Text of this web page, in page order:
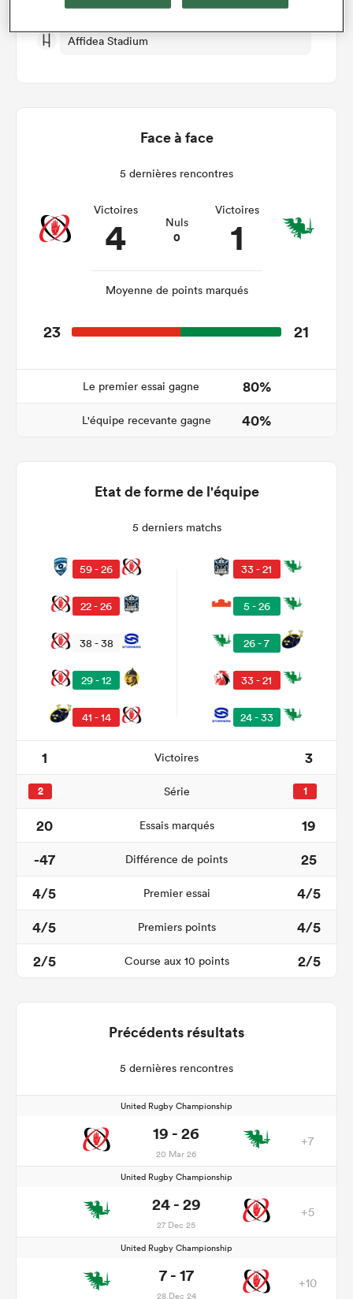
Affidea Stadium
Face à face
5 dernières rencontres
Victoires
4 Nuls
0
Victoires
1
Moyenne de points marqués
23 21
Le premier essai gagne 80%
L'équipe recevante gagne 40%
Etat de forme de l'équipe
5 derniers matchs
59 - 26
22 - 26
38 - 38
29 - 12
41 - 14
33 - 21
5 - 26
26 - 7
33 - 21
24 - 33
1 Victoires 3
2 Série 1
20 Essais marqués
19
-47
Différence de points
25
4/5
Premier essai
4/5
4/5
Premiers points
4/5
2/5
Course aux 10 points 2/5
Précédents résultats
5 dernières rencontres
United Rugby Championship
19 - 26
20 Mar 26
+7
United Rugby Championship
24 - 29
27 Dec 25
+5
United Rugby Championship
7 - 17
28 Dec 24
+10